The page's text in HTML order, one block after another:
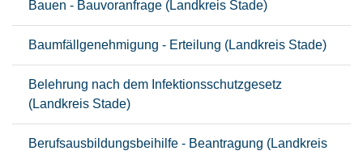
Bauen - Bauvoranfrage (Landkreis Stade)
Baumfällgenehmigung - Erteilung (Landkreis Stade)
Belehrung nach dem Infektionsschutzgesetz
(Landkreis Stade)
Berufsausbildungsbeihilfe - Beantragung (Landkreis